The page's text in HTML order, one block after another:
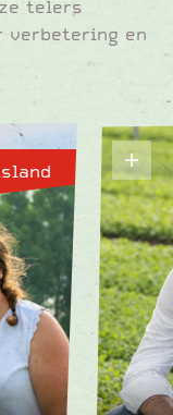
telers
verbetering en